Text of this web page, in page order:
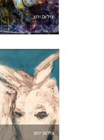
צילום יחצ
צילום יחצ